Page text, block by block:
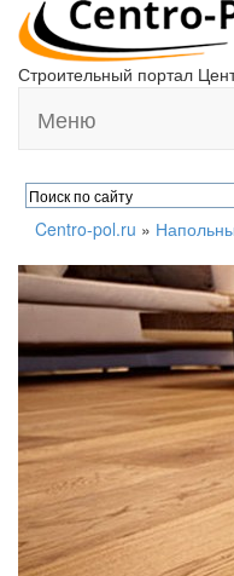
Строительный портал
Меню
Centro-pol.ru »